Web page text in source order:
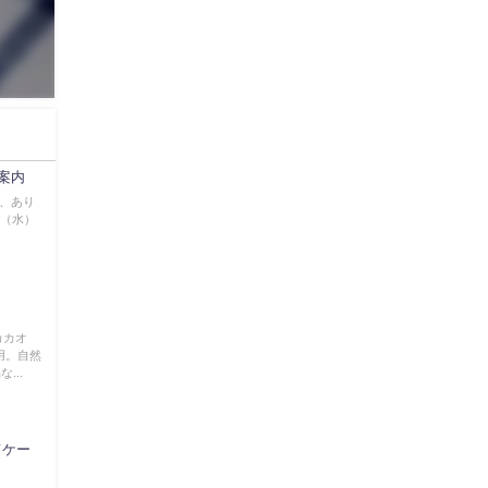
内
あり
水）
オ
。自然
...
ー